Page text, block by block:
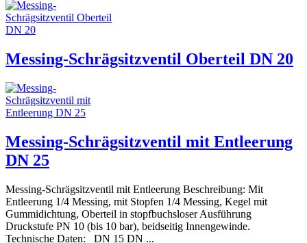
Messing-Schrägsitzventil Oberteil DN 20
Messing-Schrägsitzventil mit Entleerung
DN 25
Messing-Schrägsitzventil mit Entleerung Beschreibung: Mit
Entleerung 1/4 Messing, mit Stopfen 1/4 Messing, Kegel mit
Gummidichtung, Oberteil in stopfbuchsloser Ausführung
Druckstufe PN 10 (bis 10 bar), beidseitig Innengewinde.
Technische Daten: DN 15 DN ...